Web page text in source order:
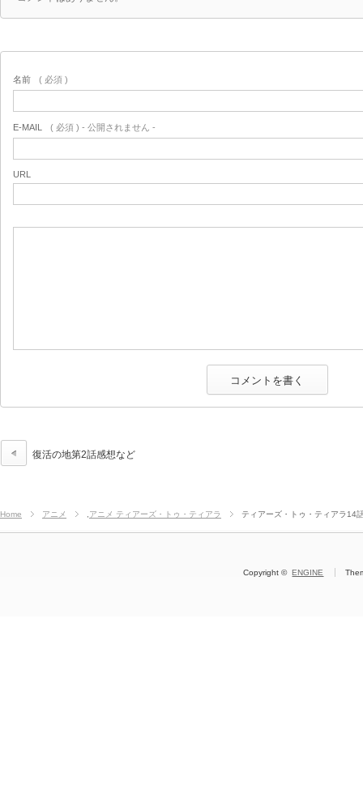
名前 ( 必須 )
E-MAIL ( 必須 ) - 公開されません -
URL
復活の地第2話感想など
Home アニメ アニメ ティアーズ・トゥ・ティアラ ティアーズ・トゥ・ティアラ14
Copyright ©ENGINE